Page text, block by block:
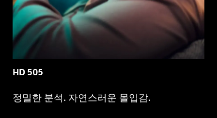
HD 505
정밀한 분석. 자연스러운 몰입감.